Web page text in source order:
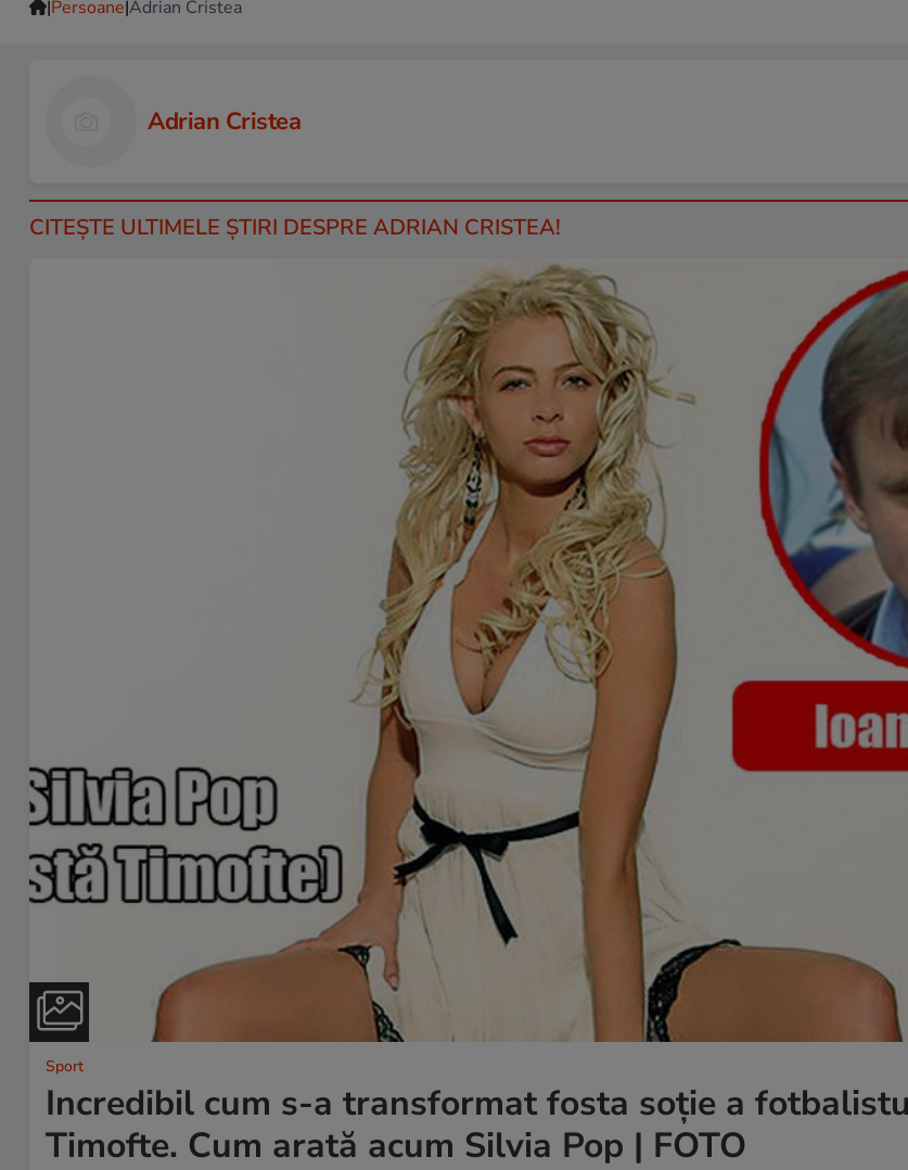
|Persoane|Adrian Cristea
Adrian Cristea
CITEŞTE ULTIMELE ŞTIRI DESPRE ADRIAN CRISTEA!
Sport
Incredibil cum s-a transformat fosta soție a
Timofte. Cum arată acum Silvia Pop | FOTO